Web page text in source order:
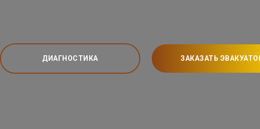
ДИАГНОСТИКА ЗАКАЗАТЬ